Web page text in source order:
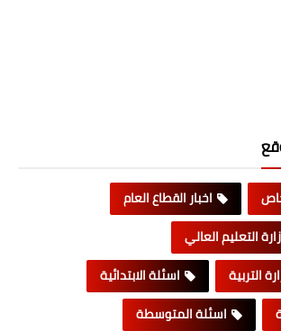
اخبار القطاع العام
التعليم العالي
التربية
اسئلة الابتدائية
اسئلة المتوسطة